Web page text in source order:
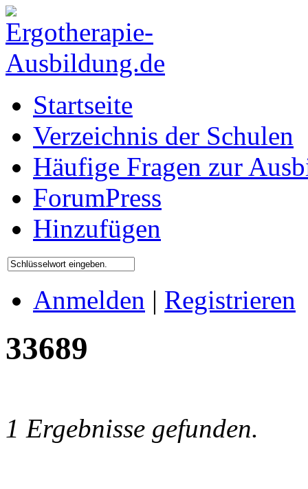
Startseite
Verzeichnis der Schulen
Häufige Fragen zur
ForumPress
Hinzufügen
Anmelden | Registrieren
33689
1 Ergebnisse gefunden.